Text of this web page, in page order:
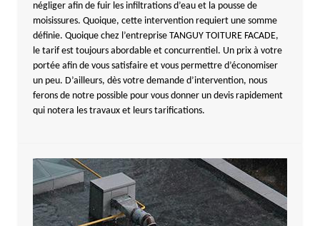
négliger afin de fuir les infiltrations d’eau et la pousse de
moisissures. Quoique, cette intervention requiert une somme
définie. Quoique chez l’entreprise TANGUY TOITURE FACADE,
le tarif est toujours abordable et concurrentiel. Un prix à votre
portée afin de vous satisfaire et vous permettre d’économiser
un peu. D’ailleurs, dès votre demande d’intervention, nous
ferons de notre possible pour vous donner un devis rapidement
qui notera les travaux et leurs tarifications.